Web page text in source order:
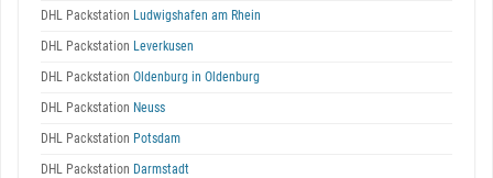
DHL Packstation Ludwigshafen am Rhein
DHL Packstation Leverkusen
DHL Packstation Oldenburg in Oldenburg
DHL Packstation Neuss
DHL Packstation Potsdam
DHL Packstation Darmstadt